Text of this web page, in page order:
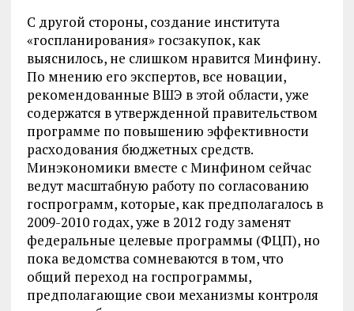
С другой стороны, создание института
«госпланирования» госзакупок, как
выяснилось, не слишком нравится Минфину.
По мнению его экспертов, все новации,
рекомендованные ВШЭ в этой области, уже
содержатся в утвержденной правительством
программе по повышению эффективности
расходования бюджетных средств.
Минэкономики вместе с Минфином сейчас
ведут масштабную работу по согласованию
госпрограмм, которые, как предполагалось в
2009-2010 годах, уже в 2012 году заменят
федеральные целевые программы (ФЦП), но
пока ведомства сомневаются в том, что
общий переход на госпрограммы,
предполагающие свои механизмы контроля